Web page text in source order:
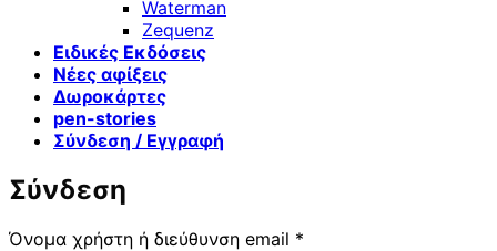
Waterman
Zequenz
Ειδικές Εκδόσεις
Νέες αφίξεις
Δωροκάρτες
pen-stories
Σύνδεση / Εγγραφή
Σύνδεση
Όνομα χρήστη ή διεύθυνση email *